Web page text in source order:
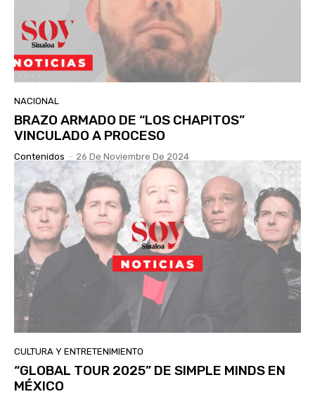
NACIONAL
BRAZO ARMADO DE “LOS CHAPITOS”
VINCULADO A PROCESO
Contenidos - 26 De Noviembre De 2024
CULTURA Y ENTRETENIMIENTO
“GLOBAL TOUR 2025” DE SIMPLE MINDS EN
MÉXICO